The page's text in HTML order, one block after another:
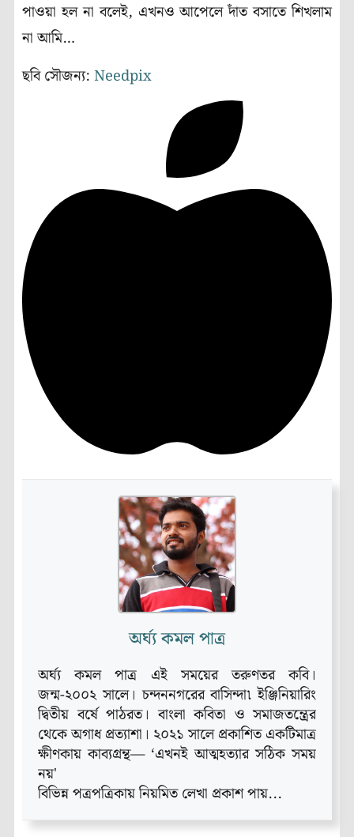
পাওয়া হল না বলেই, এখনও আপেলে দাঁত বসাতে শিখলাম
না আমি…
ছবি সৌজন্য: Needpix
অর্ঘ্য কমল পাত্র
অর্ঘ্য কমল পাত্র এই সময়ের তরুণতর কবি।
জন্ম-২০০২ সালে। চন্দননগরের বাসিন্দা৷ ইঞ্জিনিয়ারিং
দ্বিতীয় বর্ষে পাঠরত। বাংলা কবিতা ও সমাজতন্ত্রের
থেকে অগাধ প্রত্যাশা। ২০২১ সালে প্রকাশিত একটিমাত্র
ক্ষীণকায় কাব্যগ্রন্থ— ‘এখনই আত্মহত্যার সঠিক সময়
নয়'
বিভিন্ন পত্রপত্রিকায় নিয়মিত লেখা প্রকাশ পায়...